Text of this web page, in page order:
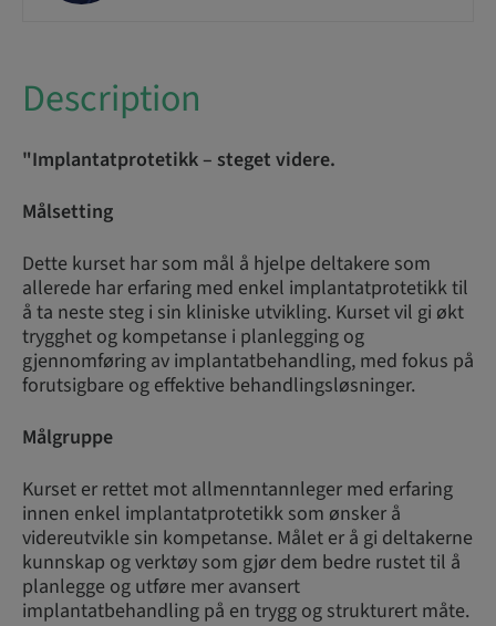
Description
"Implantatprotetikk – steget videre.
Målsetting
Dette kurset har som mål å hjelpe deltakere som
allerede har erfaring med enkel implantatprotetikk til
å ta neste steg i sin kliniske utvikling. Kurset vil gi økt
trygghet og kompetanse i planlegging og
gjennomføring av implantatbehandling, med fokus på
forutsigbare og effektive behandlingsløsninger.
Målgruppe
Kurset er rettet mot allmenntannleger med erfaring
innen enkel implantatprotetikk som ønsker å
videreutvikle sin kompetanse. Målet er å gi deltakerne
kunnskap og verktøy som gjør dem bedre rustet til å
planlegge og utføre mer avansert
implantatbehandling på en trygg og strukturert måte.